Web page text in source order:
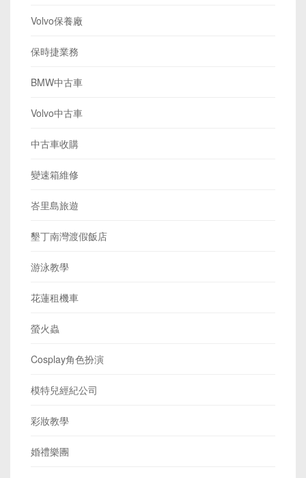
Volvo保養廠
保時捷業務
BMW中古車
Volvo中古車
中古車收購
變速箱維修
峇里島旅遊
墾丁南灣渡假飯店
游泳教學
花蓮租機車
螢火蟲
Cosplay角色扮演
模特兒經紀公司
彩妝教學
婚禮樂團